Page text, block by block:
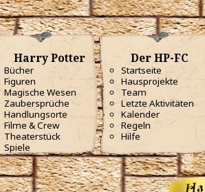
Harry Potter
Bücher
Figuren
Magische Wesen
Zaubersprüche
Handlungsorte
Filme & Crew
Theaterstück
Spiele
Der HP-FC
Startseite
Hausprojekte
Team
Letzte Aktivitäten
Kalender
Regeln
Hilfe